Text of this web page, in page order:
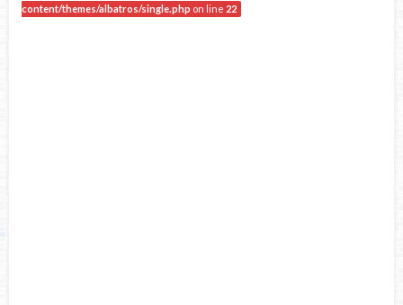
content/themes/albatros/single.php on line 22